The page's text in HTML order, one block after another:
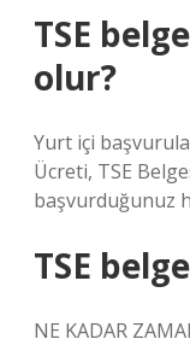
TSE
olur?
Yurt içi
Ücreti, TSE
başvurduğunuz
TSE
NE KADAR